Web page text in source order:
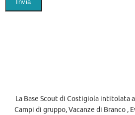
La Base Scout di Costigiola intitolata
Campi di gruppo, Vacanze di Branco ,